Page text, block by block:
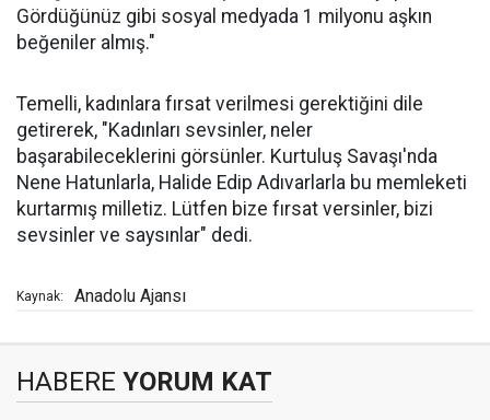
Gördüğünüz gibi sosyal medyada 1 milyonu aşkın
beğeniler almış."
Temelli, kadınlara fırsat verilmesi gerektiğini dile
getirerek, "Kadınları sevsinler, neler
başarabileceklerini görsünler. Kurtuluş Savaşı'nda
Nene Hatunlarla, Halide Edip Adıvarlarla bu memleketi
kurtarmış milletiz. Lütfen bize fırsat versinler, bizi
sevsinler ve saysınlar" dedi.
Kaynak: Anadolu Ajansı
HABERE YORUM KAT